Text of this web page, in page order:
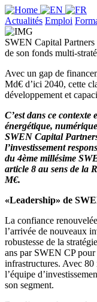
Actualités Emploi
SWEN Capital
de son fonds multi-
Avec un gap de
Md€ d’ici 2040, cette
développement et
C’est dans ce
énergétique,
SWEN Capital
l’investissement
du 4ème millésime
article 8 au sens de la
M€.
«Leadership» de
La confiance
l’arrivée de nouveaux
robustesse de la
ans par SWEN CP
infrastructures. Avec 80
l’équipe
son segment.